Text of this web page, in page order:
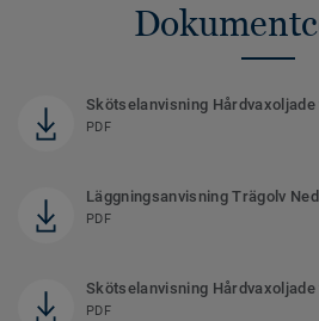
Skötselanvisning
PDF
Läggningsanvisning Trägolv
PDF
Skötselanvisning
PDF